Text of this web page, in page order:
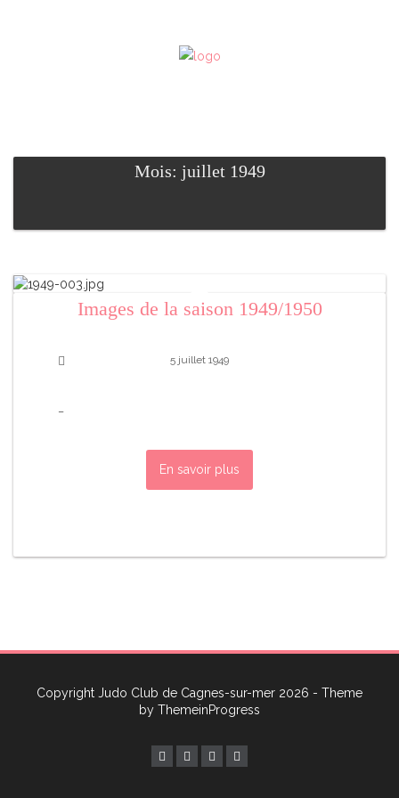
Mois: juillet 1949
Images de la saison 1949/1950
5 juillet 1949
En savoir plus
Copyright Judo Club de Cagnes-sur-mer 2026 - Theme
by ThemeinProgress